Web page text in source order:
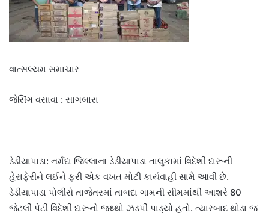
વાત્સલ્યમ સમાચાર
જેસિંગ વસાવા : સાગબારા
ડેડીયાપાડા: નર્મદા જિલ્લાના ડેડીયાપાડા તાલુકામાં વિદેશી દારૂની
હેરાફેરીને લઈને ફરી એક વખત મોટી કાર્યવાહી સામે આવી છે.
ડેડીયાપાડા પોલીસે તાજેતરમાં તાબદા ગામની સીમમાંથી આશરે 80
જેટલી પેટી વિદેશી દારૂનો જથ્થો ઝડપી પાડ્યો હતો. ત્યારબાદ થોડા જ